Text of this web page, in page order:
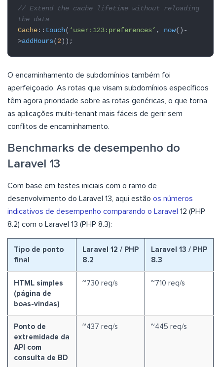
// Extend the cache lifetime without reloading
the data
Cache:: touch( ‘user:123:preferences’ , now()-
>addHours(2));
O encaminhamento de subdomínios também foi
aperfeiçoado. As rotas que visam subdomínios específicos
têm agora prioridade sobre as rotas genéricas, o que torna
as aplicações multi-tenant mais fáceis de gerir sem
conflitos de encaminhamento.
Benchmarks de desempenho do
Laravel 13
Com base em testes iniciais com o ramo de
desenvolvimento do Laravel 13, aqui estão os números
indicativos de desempenho comparando o Laravel 12 (PHP
8.2) com o Laravel 13 (PHP 8.3):
Tipo de ponto
final
Laravel 12 / PHP
8.2
Laravel 13 / PHP
8.3
HTML simples
(página de
boas-vindas)
~730 req/s ~710 req/s
Ponto de
extremidade da
API com
consulta de BD
~437 req/s ~445 req/s